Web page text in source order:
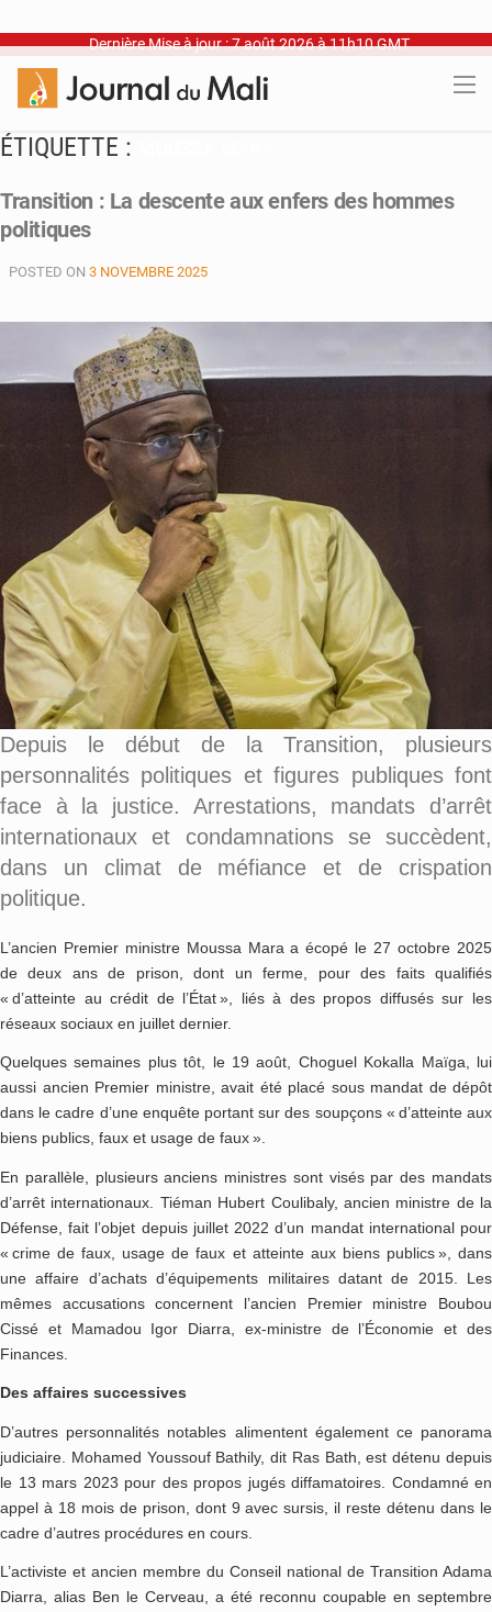
Dernière Mise à jour : 7 août 2026 à 11h10 GMT
ÉTIQUETTE :
Transition : La descente aux enfers des hommes
politiques
POSTED ON 3 NOVEMBRE 2025
Depuis le début de la Transition, plusieurs
personnalités politiques et figures publiques font
face à la justice. Arrestations, mandats d’arrêt
internationaux et condamnations se succèdent,
dans un climat de méfiance et de crispation
politique.
L’ancien Premier ministre Moussa Mara a écopé le 27 octobre 2025
de deux ans de prison, dont un ferme, pour des faits qualifiés
« d’atteinte au crédit de l’État », liés à des propos diffusés sur les
réseaux sociaux en juillet dernier.
Quelques semaines plus tôt, le 19 août, Choguel Kokalla Maïga, lui
aussi ancien Premier ministre, avait été placé sous mandat de dépôt
dans le cadre d’une enquête portant sur des soupçons « d’atteinte aux
biens publics, faux et usage de faux ».
En parallèle, plusieurs anciens ministres sont visés par des mandats
d’arrêt internationaux. Tiéman Hubert Coulibaly, ancien ministre de la
Défense, fait l’objet depuis juillet 2022 d’un mandat international pour
« crime de faux, usage de faux et atteinte aux biens publics », dans
une affaire d’achats d’équipements militaires datant de 2015. Les
mêmes accusations concernent l’ancien Premier ministre Boubou
Cissé et Mamadou Igor Diarra, ex-ministre de l’Économie et des
Finances.
Des affaires successives
D’autres personnalités notables alimentent également ce panorama
judiciaire. Mohamed Youssouf Bathily, dit Ras Bath, est détenu depuis
le 13 mars 2023 pour des propos jugés diffamatoires. Condamné en
appel à 18 mois de prison, dont 9 avec sursis, il reste détenu dans le
cadre d’autres procédures en cours.
L’activiste et ancien membre du Conseil national de Transition Adama
Diarra, alias Ben le Cerveau, a été reconnu coupable en septembre